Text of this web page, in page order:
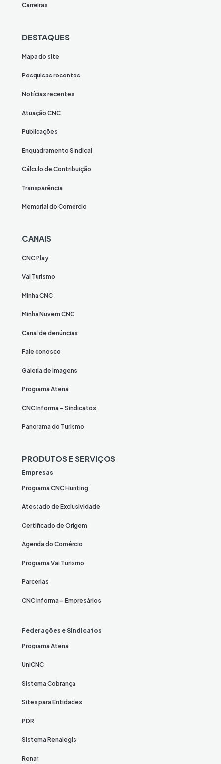
Carreiras
DESTAQUES
Mapa do site
Pesquisas recentes
Notícias recentes
Atuação CNC
Publicações
Enquadramento Sindical
Cálculo de Contribuição
Transparência
Memorial do Comércio
CANAIS
CNC Play
Vai Turismo
Minha CNC
Minha Nuvem CNC
Canal de denúncias
Fale conosco
Galeria de imagens
Programa Atena
CNC Informa – Sindicatos
Panorama do Turismo
PRODUTOS E SERVIÇOS
Empresas
Programa CNC Hunting
Atestado de Exclusividade
Certificado de Origem
Agenda do Comércio
Programa Vai Turismo
Parcerias
CNC Informa – Empresários
Federações e Sindicatos
Programa Atena
UniCNC
Sistema Cobrança
Sites para Entidades
PDR
Sistema Renalegis
Renar